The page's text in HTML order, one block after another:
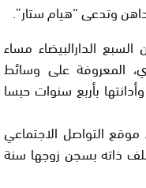
وتدعى “هيام ستار”.
الدارالبيضاء مساء
المعروفة على وسائط
بأربع سنوات حبسا
التواصل الاجتماعي
ذاته بسجن زوجها سنة